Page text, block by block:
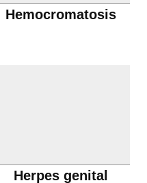
Hemocromatosis
Herpes genital